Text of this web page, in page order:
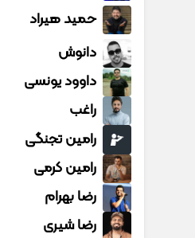
حمید هیراد
دانوش
داوود یونسی
راغب
رامین تجنگی
رامین کرمی
رضا بهرام
رضا شیری